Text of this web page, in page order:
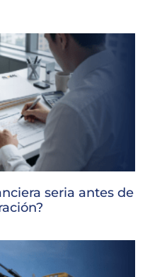
seria antes de